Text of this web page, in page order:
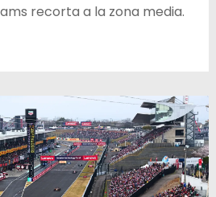
recorta a la zona media.